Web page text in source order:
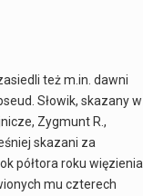
też m.in. dawni
Słowik, skazany w
Zygmunt R.,
skazani za
półtora roku więzienia
mu czterech